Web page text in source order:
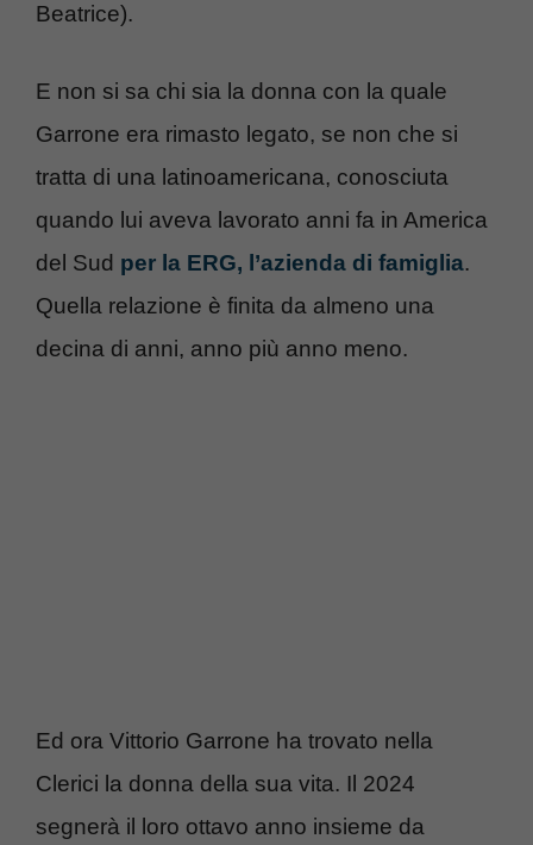
Beatrice).
E non si sa chi sia la donna con la quale
Garrone era rimasto legato, se non che si
tratta di una latinoamericana, conosciuta
quando lui aveva lavorato anni fa in America
del Sud per la ERG, l’azienda di famiglia.
Quella relazione è finita da almeno una
decina di anni, anno più anno meno.
Ed ora Vittorio Garrone ha trovato nella
Clerici la donna della sua vita. Il 2024
segnerà il loro ottavo anno insieme da